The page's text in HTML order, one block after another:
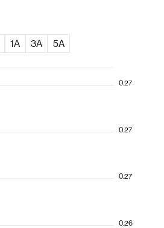
1A 3A 5A
0.26
0.27
0.27
0.27